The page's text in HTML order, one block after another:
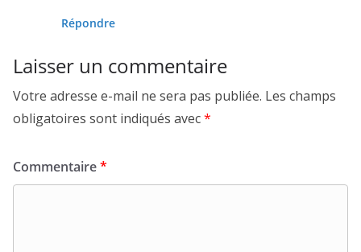
Répondre
Laisser un commentaire
Votre adresse e-mail ne sera pas publiée. Les champs
obligatoires sont indiqués avec*
Commentaire*